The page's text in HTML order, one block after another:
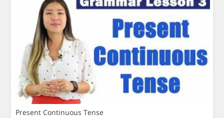
Present Continuous Tense